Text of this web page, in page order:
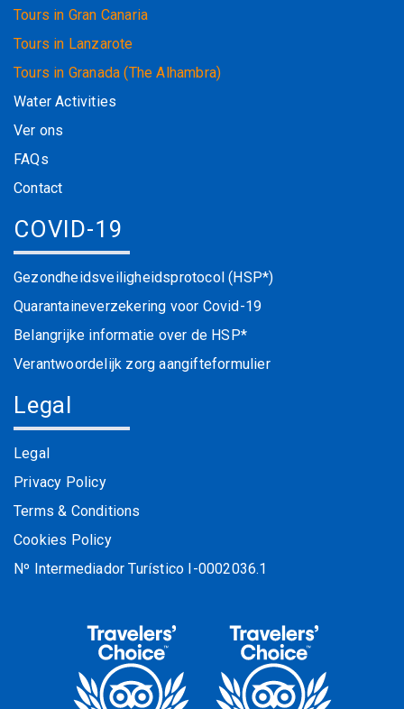
Tours in Gran Canaria
Tours in Lanzarote
Tours in Granada (The Alhambra)
Water Activities
Ver ons
FAQs
Contact
COVID-19
Gezondheidsveiligheidsprotocol (HSP*)
Quarantaineverzekering voor Covid-19
Belangrijke informatie over de HSP*
Verantwoordelijk zorg aangifteformulier
Legal
Legal
Privacy Policy
Terms & Conditions
Cookies Policy
Nº Intermediador Turístico I-0002036.1